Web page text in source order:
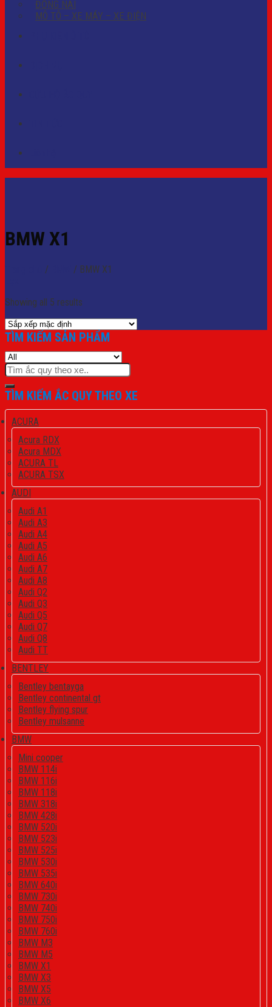
ĐỒNG NAI
MÔ TÔ – XE MÁY – XE ĐIỆN
BMW X1
/ / BMW X1
Showing all 5 results
TÌM KIẾM SẢN PHẨM
Tìm
kiếm:
TÌM KIẾM ẮC QUY THEO XE
ACURA
Acura RDX
Acura MDX
ACURA TL
ACURA TSX
AUDI
Audi A1
Audi A3
Audi A4
Audi A5
Audi A6
Audi A7
Audi A8
Audi Q2
Audi Q3
Audi Q5
Audi Q7
Audi Q8
Audi TT
BENTLEY
Bentley bentayga
Bentley continental gt
Bentley flying spur
Bentley mulsanne
BMW
Mini cooper
BMW 114i
BMW 116i
BMW 118i
BMW 318i
BMW 428i
BMW 520i
BMW 523i
BMW 525i
BMW 530i
BMW 535i
BMW 640i
BMW 730i
BMW 740i
BMW 750i
BMW 760i
BMW M3
BMW M5
BMW X1
BMW X3
BMW X5
BMW X6